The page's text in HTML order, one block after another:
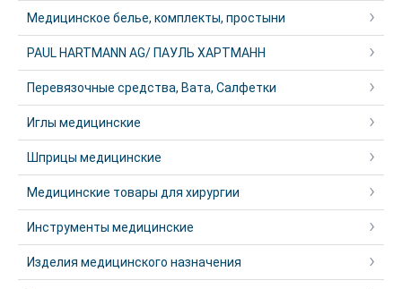
Медицинское белье, комплекты, простыни
PAUL HARTMANN AG/ ПАУЛЬ ХАРТМАНН
Перевязочные средства, Вата, Салфетки
Иглы медицинские
Шприцы медицинские
Медицинские товары для хирургии
Инструменты медицинские
Изделия медицинского назначения